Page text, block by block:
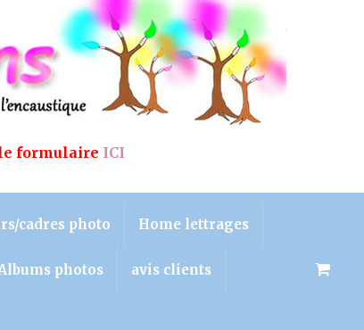
le formulaire ICI
cadres photo Home lettrages
photos avis clients